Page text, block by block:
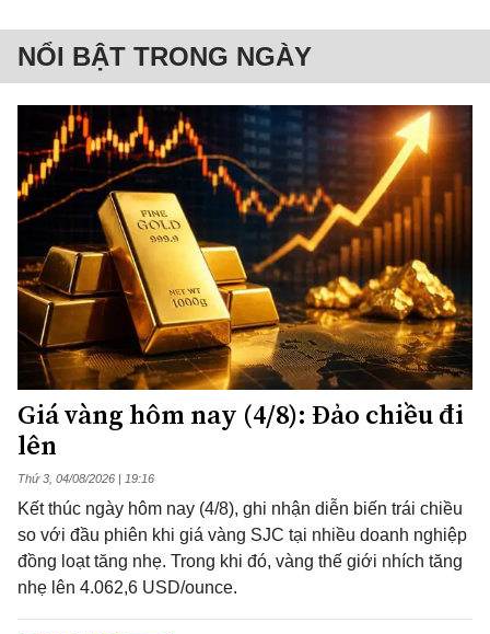
NỔI BẬT TRONG NGÀY
Giá vàng hôm nay (4/8): Đảo chiều đi
lên
Thứ 3, 04/08/2026 | 19:16
Kết thúc ngày hôm nay (4/8), ghi nhận diễn biến trái chiều
so với đầu phiên khi giá vàng SJC tại nhiều doanh nghiệp
đồng loạt tăng nhẹ. Trong khi đó, vàng thế giới nhích tăng
nhẹ lên 4.062,6 USD/ounce.